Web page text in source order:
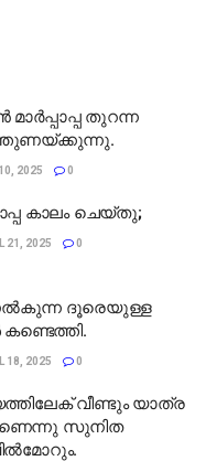
തുറന്ന
2025 0
കാലം ചെയ്തു;
21, 2025 0
നൽകുന്ന ദൂരെയുള്ള
18, 2025 0
വീണ്ടും യാത്ര
സുനിത